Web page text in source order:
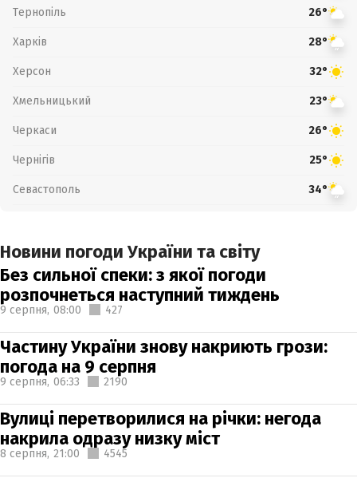
Тернопіль 26°
Харків 28°
Херсон 32°
Хмельницький 23°
Черкаси 26°
Чернігів 25°
Севастополь 34°
Новини погоди України та світу
Без сильної спеки: з якої погоди
розпочнеться наступний тиждень
9 серпня, 08:00 427
Частину України знову накриють грози:
погода на 9 серпня
9 серпня, 06:33 2190
Вулиці перетворилися на річки: негода
накрила одразу низку міст
8 серпня, 21:00 4545